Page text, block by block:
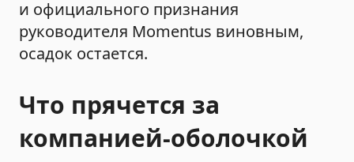
и официального признания
руководителя Momentus виновным,
осадок остается.
Что прячется за
компанией-оболочкой